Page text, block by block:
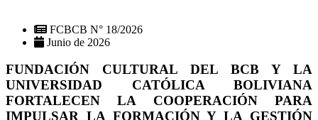
FCBCB N° 18/2026
Junio de 2026
FUNDACIÓN CULTURAL DEL BCB Y LA
UNIVERSIDAD CATÓLICA BOLIVIANA
FORTALECEN LA COOPERACIÓN PARA
IMPULSAR LA FORMACIÓN Y LA GESTIÓN